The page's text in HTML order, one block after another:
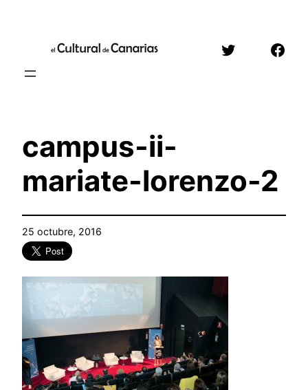
contenido
Twitter
campus-ii-
mariate-lorenzo-2
25 octubre, 2016